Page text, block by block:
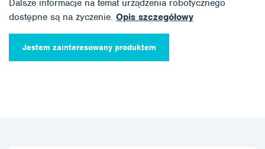
Dalsze informacje na temat urządzenia robotycznego
dostępne są na życzenie. Opis szczegółowy
Jestem zainteresowany produktem